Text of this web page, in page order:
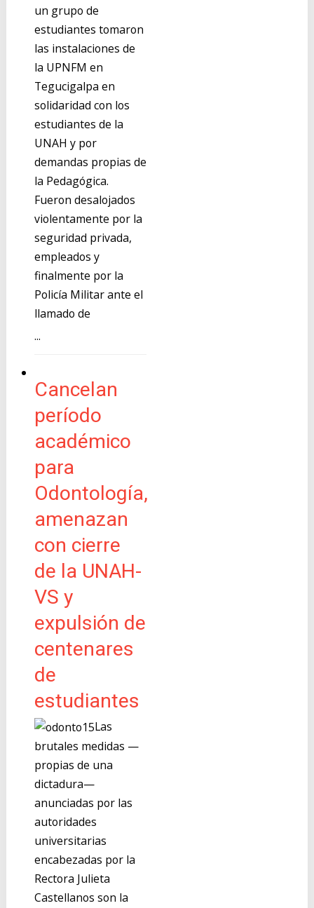
un grupo de
estudiantes tomaron
las instalaciones de
la UPNFM en
Tegucigalpa en
solidaridad con los
estudiantes de la
UNAH y por
demandas propias de
la Pedagógica.
Fueron desalojados
violentamente por la
seguridad privada,
empleados y
finalmente por la
Policía Militar ante el
llamado de
...
Cancelan
período
académico
para
Odontología,
amenazan
con cierre
de la UNAH-
VS y
expulsión de
centenares
de
estudiantes
Las
brutales medidas —
propias de una
dictadura—
anunciadas por las
autoridades
universitarias
encabezadas por la
Rectora Julieta
Castellanos son la